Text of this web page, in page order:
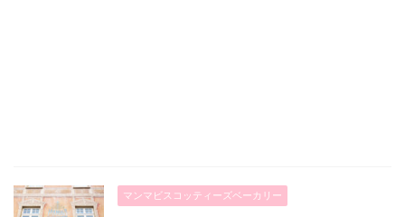
マンマビスコッティーズベーカリー